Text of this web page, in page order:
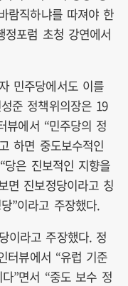
람직하냐를 따져야 한
정포럼 초청 강연에서
민주당에서도 이를
준 정책위의장은 19
뷰에서 “민주당의 정
하면 중도보수적인
은 진보적인 지향을
면 진보정당이라고 칭
”이라고 주장했다.
이라고 주장했다. 정
터뷰에서 “유럽 기준
”면서 “중도 보수 정